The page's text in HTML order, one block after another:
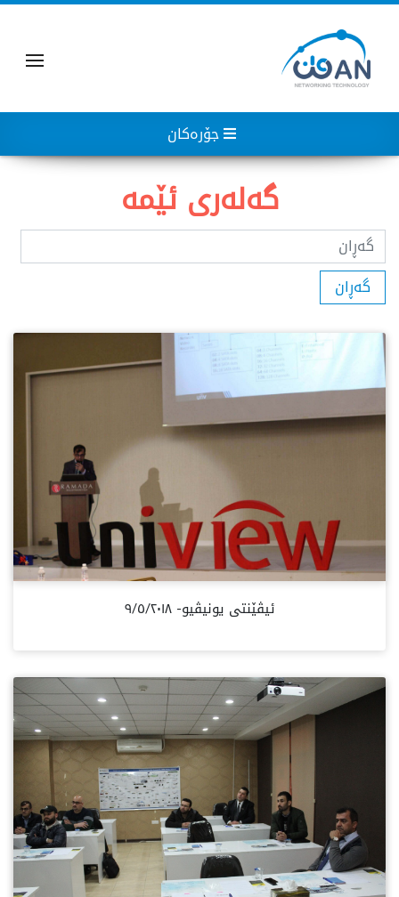
جۆرەکان
گەلەری ئێمە
گەڕان
ئیڤێنتی یونیڤیو- ٩/٥/٢٠١٨